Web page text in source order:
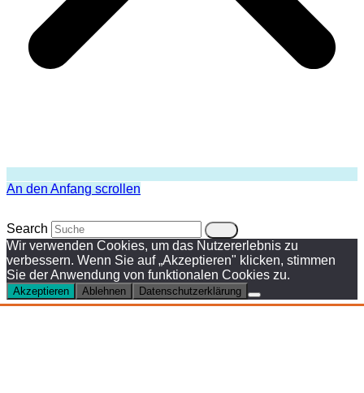
An den Anfang scrollen
Search
Wir verwenden Cookies, um das Nutzererlebnis zu
verbessern. Wenn Sie auf „Akzeptieren" klicken, stimmen
Sie der Anwendung von funktionalen Cookies zu.
Akzeptieren Ablehnen Datenschutzerklärung